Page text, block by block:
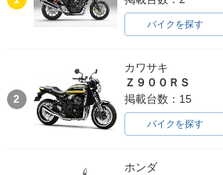
バイクを探す
2
カワサキ
Ｚ９００ＲＳ
掲載台数：15
バイクを探す
ホンダ